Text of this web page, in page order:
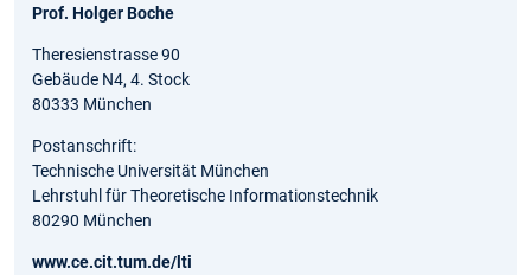
Prof. Holger Boche
Theresienstrasse 90
Gebäude N4, 4. Stock
80333 München
Postanschrift:
Technische Universität München
Lehrstuhl für Theoretische Informationstechnik
80290 München
www.ce.cit.tum.de/lti